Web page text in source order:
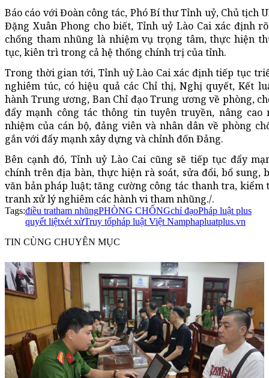
Báo cáo với Đoàn công tác, Phó Bí thư Tỉnh uỷ, Chủ tịch
Đặng Xuân Phong cho biết, Tỉnh uỷ Lào Cai xác định
chống tham nhũng là nhiệm vụ trọng tâm, thực hiện
tục, kiên trì trong cả hệ thống chính trị của tỉnh.
Trong thời gian tới, Tỉnh uỷ Lào Cai xác định tiếp tục
nghiêm túc, có hiệu quả các Chỉ thị, Nghị quyết, Kết
hành Trung ương, Ban Chỉ đạo Trung ương về phòng,
đẩy mạnh công tác thông tin tuyên truyền, nâng cao
nhiệm của cán bộ, đảng viên và nhân dân về phòng
gắn với đẩy mạnh xây dựng và chỉnh đốn Đảng.
Bên cạnh đó, Tỉnh uỷ Lào Cai cũng sẽ tiếp tục đẩy
chính trên địa bàn, thực hiện rà soát, sửa đổi, bổ sung,
văn bản pháp luật; tăng cường công tác thanh tra, kiểm
tranh xử lý nghiêm các hành vi tham nhũng./.
Tags:điều tratham nhũngPHÒNG CHỐNGchỉ đạoPháp luật plus
quyết liệtxét xửTruy tốpháp luật Việt Namphapluatplus.vn
TIN CÙNG CHUYÊN MỤC